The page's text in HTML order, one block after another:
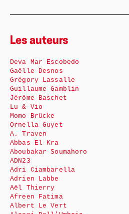
Les auteurs
Deva Mar Escobedo
Gaëlle Desnos
Grégory Lassalle
Guillaume Gamblin
Jérôme Baschet
Lu & Vio
Momo Brücke
Ornella Guyet
A. Traven
Abbas El Kra
Aboubakar Soumahoro
ADN23
Adri Ciambarella
Adrien Labbe
Aël Thierry
Afreen Fatima
Albert Le Vert